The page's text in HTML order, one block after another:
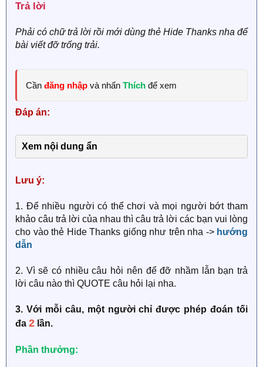
Trả lời​
Phải có chữ trả lời rồi mới dùng thẻ Hide Thanks nha để
bài viết đỡ trống trải.
Cần đăng nhập và nhấn Thích để xem
Đáp án:
Xem nội dung ẩn
Lưu ý:
1. Để nhiều người có thể chơi và mọi người bớt tham
khảo câu trả lời của nhau thì câu trả lời các bạn vui lòng
cho vào thẻ Hide Thanks giống như trên nha -> hướng
dẫn
2. Vì sẽ có nhiều câu hỏi nên để đỡ nhầm lẫn bạn trả
lời câu nào thì QUOTE câu hỏi lại nha.
3. Với mỗi câu, một người chỉ được phép đoán tối
đa 2 lần.
Phần thưởng: